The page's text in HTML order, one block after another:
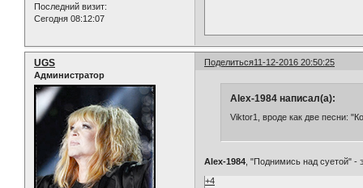
Последний визит:
Сегодня 08:12:07
Поделиться11-12-2016 20:50:25
UGS
Администратор
Alex-1984 написал(а):
Viktor1, вроде как две песни:
Alex-1984 , "Поднимись над суетой" -
+4